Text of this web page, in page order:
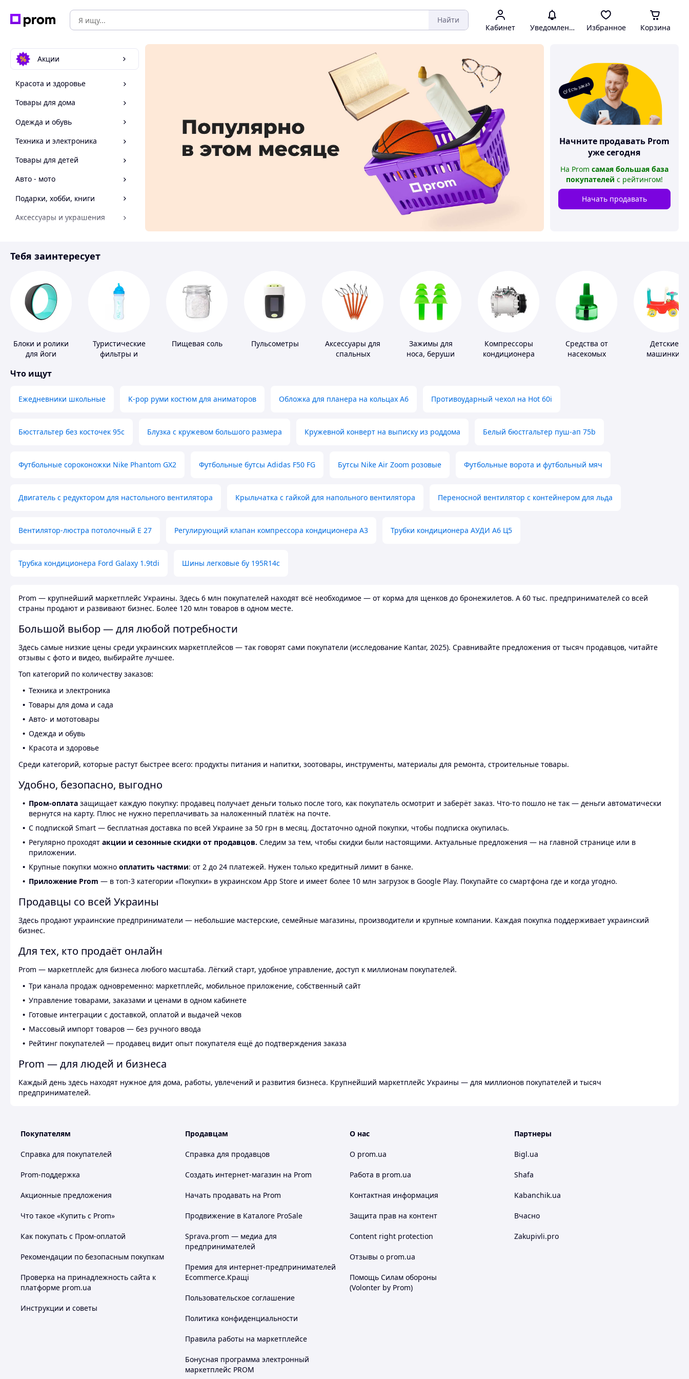
Найти
Кабинет Уведомления Избранное Корзина
Акции
Красота и здоровье
Товары для дома
Одежда и обувь
Техника и электроника
Товары для детей
Авто - мото
Подарки, хобби, книги
Аксессуары и украшения
Спорт и отдых
О! Есть заказ
Начните продавать Prom
уже сегодня
На Prom самая большая база
покупателей с рейтингом!
Начать продавать
Тебя заинтересует
Блоки и ролики
для йоги
Туристические
фильтры и
Пищевая соль Пульсометры
Аксессуары для
спальных
Зажимы для
носа, беруши
Компрессоры
кондиционера
Средства от
насекомых
Детские
машинки-
Что ищут
Ежедневники школьные K-pop руми костюм для аниматоров Обложка для планера на кольцах А6 Противоударный чехол на Hot 60i
Бюстгальтер без косточек 95с Блузка с кружевом большого размера Кружевной конверт на выписку из роддома Белый бюстгальтер пуш-ап 75b
Футбольные сороконожки Nike Phantom GX2 Футбольные бутсы Adidas F50 FG Бутсы Nike Air Zoom розовые Футбольные ворота и футбольный мяч
Двигатель с редуктором для настольного вентилятора Крыльчатка с гайкой для напольного вентилятора Переносной вентилятор с контейнером для льда
Вентилятор-люстра потолочный E 27 Регулирующий клапан компрессора кондиционера А3 Трубки кондиционера АУДИ А6 Ц5
Трубка кондиционера Ford Galaxy 1.9tdi Шины легковые бу 195R14c
Prom — крупнейший маркетплейс Украины. Здесь 6 млн покупателей находят всё необходимое — от корма для щенков до бронежилетов. А 60 тыс. предпринимателей со всей
страны продают и развивают бизнес. Более 120 млн товаров в одном месте.
Большой выбор — для любой потребности
Здесь самые низкие цены среди украинских маркетплейсов — так говорят сами покупатели (исследование Kantar, 2025). Сравнивайте предложения от тысяч продавцов, читайте
отзывы с фото и видео, выбирайте лучшее.
Топ категорий по количеству заказов:
Техника и электроника
Товары для дома и сада
Авто- и мототовары
Одежда и обувь
Красота и здоровье
Среди категорий, которые растут быстрее всего: продукты питания и напитки, зоотовары, инструменты, материалы для ремонта, строительные товары.
Удобно, безопасно, выгодно
Пром-оплата защищает каждую покупку: продавец получает деньги только после того, как покупатель осмотрит и заберёт заказ. Что-то пошло не так — деньги автоматически
вернутся на карту. Плюс не нужно переплачивать за наложенный платёж на почте.
С подпиской Smart — бесплатная доставка по всей Украине за 50 грн в месяц. Достаточно одной покупки, чтобы подписка окупилась.
Регулярно проходят акции и сезонные скидки от продавцов. Следим за тем, чтобы скидки были настоящими. Актуальные предложения — на главной странице или в
приложении.
Крупные покупки можно оплатить частями: от 2 до 24 платежей. Нужен только кредитный лимит в банке.
Приложение Prom — в топ-3 категории «Покупки» в украинском App Store и имеет более 10 млн загрузок в Google Play. Покупайте со смартфона где и когда угодно.
Продавцы со всей Украины
Здесь продают украинские предприниматели — небольшие мастерские, семейные магазины, производители и крупные компании. Каждая покупка поддерживает украинский
бизнес.
Для тех, кто продаёт онлайн
Prom — маркетплейс для бизнеса любого масштаба. Лёгкий старт, удобное управление, доступ к миллионам покупателей.
Три канала продаж одновременно: маркетплейс, мобильное приложение, собственный сайт
Управление товарами, заказами и ценами в одном кабинете
Готовые интеграции с доставкой, оплатой и выдачей чеков
Массовый импорт товаров — без ручного ввода
Рейтинг покупателей — продавец видит опыт покупателя ещё до подтверждения заказа
Prom — для людей и бизнеса
Каждый день здесь находят нужное для дома, работы, увлечений и развития бизнеса. Крупнейший маркетплейс Украины — для миллионов покупателей и тысяч
предпринимателей.
Покупателям
Справка для покупателей
Prom-поддержка
Акционные предложения
Что такое «Купить с Prom»
Как покупать с Пром-оплатой
Рекомендации по безопасным покупкам
Проверка на принадлежность сайта к
платформе prom.ua
Инструкции и советы
Продавцам
Справка для продавцов
Создать интернет-магазин на Prom
Начать продавать на Prom
Продвижение в Каталоге ProSale
Sprava.prom — медиа для
предпринимателей
Премия для интернет-предпринимателей
Ecommerce.Кращі
Пользовательское соглашение
Политика конфиденциальности
Правила работы на маркетплейсе
Бонусная программа электронный
маркетплейс PROM
О нас
О prom.ua
Работа в prom.ua
Контактная информация
Защита прав на контент
Content right protection
Отзывы о prom.ua
Помощь Силам обороны
(Volonter by Prom)
Партнеры
Bigl.ua
Shafa
Kabanchik.ua
Вчасно
Zakupivli.pro